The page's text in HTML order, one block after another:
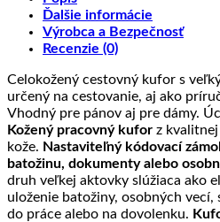
Ďalšie informácie
Výrobca a Bezpečnosť
Recenzie (0)
Celokožený cestovný kufor s
určený na cestovanie, aj ako
Vhodný pre pánov aj pre dámy.
Kožený pracovný kufor z
kože. Nastaviteľný kódovací
batožinu, dokumenty alebo
druh veľkej aktovky slúžiaca ako
uloženie batožiny, osobných vecí,
do práce alebo na dovolenku.